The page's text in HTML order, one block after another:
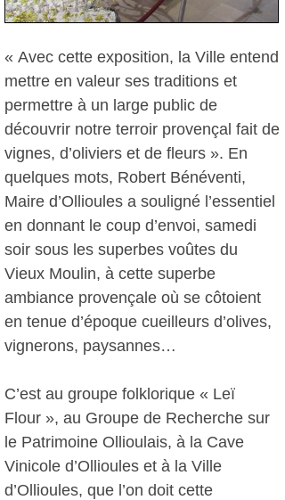
« Avec cette exposition, la Ville entend
mettre en valeur ses traditions et
permettre à un large public de
découvrir notre terroir provençal fait de
vignes, d’oliviers et de fleurs ». En
quelques mots, Robert Bénéventi,
Maire d’Ollioules a souligné l’essentiel
en donnant le coup d’envoi, samedi
soir sous les superbes voûtes du
Vieux Moulin, à cette superbe
ambiance provençale où se côtoient
en tenue d’époque cueilleurs d’olives,
vignerons, paysannes…
C’est au groupe folklorique « Leï
Flour », au Groupe de Recherche sur
le Patrimoine Ollioulais, à la Cave
Vinicole d’Ollioules et à la Ville
d’Ollioules, que l’on doit cette